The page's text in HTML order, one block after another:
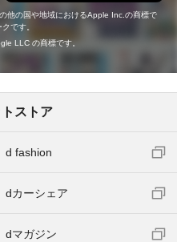
他の国や地域におけるApple Inc.の商標で
です。
LLC の商標です。
ストア
d fashion
dカーシェア
dマガジン